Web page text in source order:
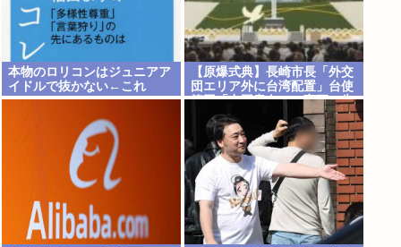
本物のロリコンはジュニアア
イドルで抜かない←これ
【原爆式典】長崎市長「外交
団エリア外に台湾配置」台使
節団「中国意向での変更に失
望」→欠席